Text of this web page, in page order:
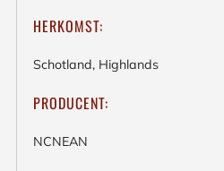
HERKOMST:
Schotland, Highlands
PRODUCENT:
NCNEAN